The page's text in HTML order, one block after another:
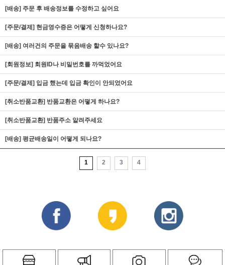
[배송] 주문 후 배송정보를 수정하고 싶어요
[주문/결제] 현금영수증은 어떻게 신청하나요?
[배송] 여러건의 주문을 묶음배송 할수 있나요?
[회원정보] 회원ID나 비밀번호를 까먹었어요
[주문/결제] 입금 했는데 입금 확인이 안되었어요
[취소반품교환] 반품교환은 어떻게 하나요?
[취소반품교환] 반품주소 알려주세요
[배송] 평균배송일이 어떻게 되나요?
1 2 3 4